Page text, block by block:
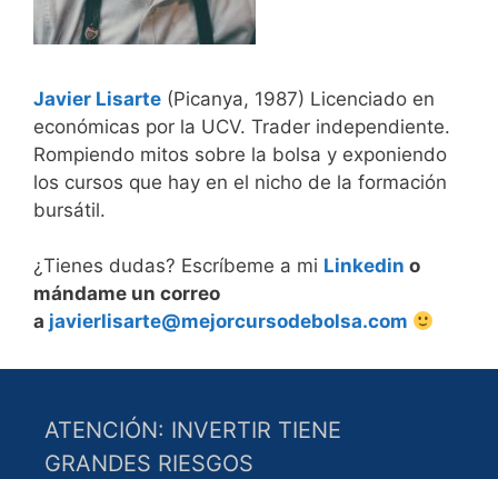
Javier Lisarte (Picanya, 1987) Licenciado en
económicas por la UCV. Trader independiente.
Rompiendo mitos sobre la bolsa y exponiendo
los cursos que hay en el nicho de la formación
bursátil.
¿Tienes dudas? Escríbeme a mi Linkedin o
mándame un correo
a javierlisarte@mejorcursodebolsa.com
ATENCIÓN: INVERTIR TIENE
GRANDES RIESGOS